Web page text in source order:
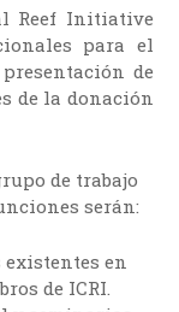
Reef Initiative
para el
de
de la donación
de trabajo
serán:
en
de ICRI.